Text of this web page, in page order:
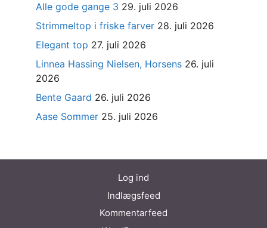
Alle gode gange 3 29. juli 2026
Strimmeltop i friske farver 28. juli 2026
Elegant top 27. juli 2026
Linnea Hassing Nielsen, Horsens 26. juli
2026
Bente Gaard 26. juli 2026
Aase Sommer 25. juli 2026
Log ind
Indlægsfeed
Kommentarfeed